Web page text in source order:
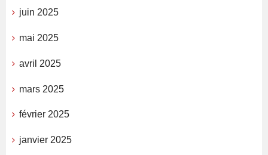
juin 2025
mai 2025
avril 2025
mars 2025
février 2025
janvier 2025